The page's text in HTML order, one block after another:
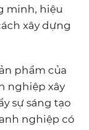
minh, hiệu
xây dựng
phẩm của
nghiệp xây
sự sáng tạo
nghiệp có